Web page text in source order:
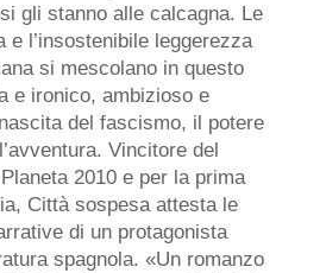
gli stanno alle calcagna. Le
e l’insostenibile leggerezza
si mescolano in questo
e ironico, ambizioso e
del fascismo, il potere
Vincitore del
2010 e per la prima
Città sospesa attesta le
di un protagonista
spagnola. «Un romanzo